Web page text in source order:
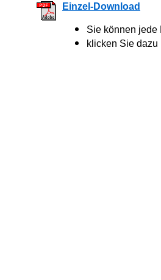
Einzel-Download
Sie können jede
klicken Sie